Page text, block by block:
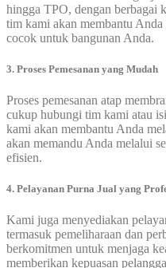
hingga TPO, dengan berbagai
tim kami akan membantu
cocok untuk bangunan Anda.
3. Proses Pemesanan yang Mudah
Proses pemesanan atap
cukup hubungi tim kami atau
kami akan membantu Anda
akan memandu Anda melalui
efisien.
4. Pelayanan Purna Jual yang
Kami juga menyediakan
termasuk pemeliharaan dan
berkomitmen untuk menjaga
memberikan kepuasan